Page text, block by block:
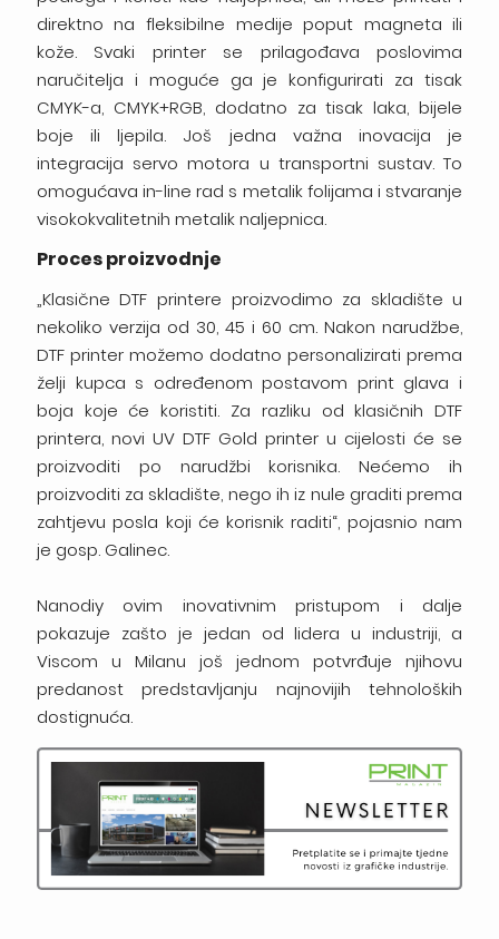
direktno na fleksibilne medije poput magneta ili
kože. Svaki printer se prilagođava poslovima
naručitelja i moguće ga je konfigurirati za tisak
CMYK-a, CMYK+RGB, dodatno za tisak laka, bijele
boje ili ljepila. Još jedna važna inovacija je
integracija servo motora u transportni sustav. To
omogućava in-line rad s metalik folijama i stvaranje
visokokvalitetnih metalik naljepnica.
Proces proizvodnje
„Klasične DTF printere proizvodimo za skladište u
nekoliko verzija od 30, 45 i 60 cm. Nakon narudžbe,
DTF printer možemo dodatno personalizirati prema
želji kupca s određenom postavom print glava i
boja koje će koristiti. Za razliku od klasičnih DTF
printera, novi UV DTF Gold printer u cijelosti će se
proizvoditi po narudžbi korisnika. Nećemo ih
proizvoditi za skladište, nego ih iz nule graditi prema
zahtjevu posla koji će korisnik raditi“, pojasnio nam
je gosp. Galinec.
Nanodiy ovim inovativnim pristupom i dalje
pokazuje zašto je jedan od lidera u industriji, a
Viscom u Milanu još jednom potvrđuje njihovu
predanost predstavljanju najnovijih tehnoloških
dostignuća.